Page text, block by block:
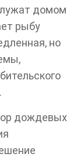
домом
рыбу
но
дождевых